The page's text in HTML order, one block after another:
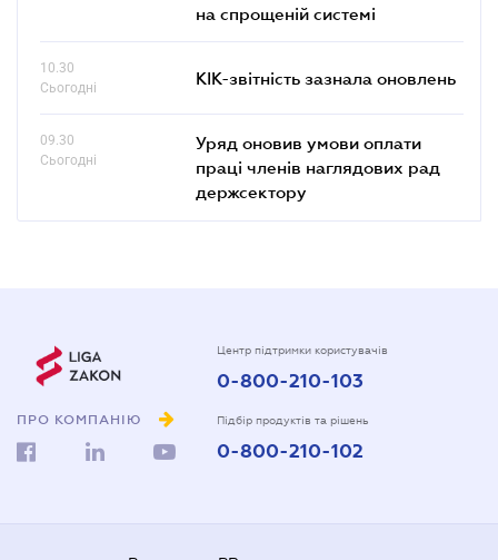
на спрощеній системі
10.30
Сьогодні
КІК-звітність зазнала оновлень
09.30
Сьогодні
Уряд оновив умови оплати
праці членів наглядових рад
держсектору
ПРО КОМПАНІЮ
Центр підтримки користувачів
0-800-210-103
Підбір продуктів та рішень
0-800-210-102